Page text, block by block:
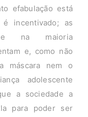
efabulação está
incentivado; as
na maioria
e, como não
máscara nem o
adolescente
a sociedade a
para poder ser